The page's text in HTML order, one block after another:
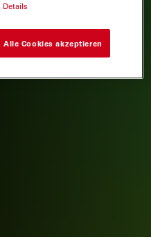
Details
Alle Cookies akzeptieren